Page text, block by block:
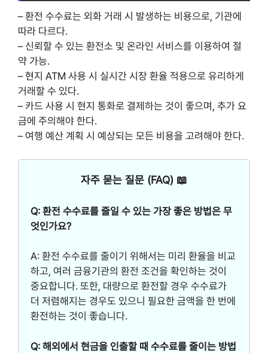
– 환전 수수료는 외화 거래 시 발생하는 비용으로, 기관에
따라 다르다.
– 신뢰할 수 있는 환전소 및 온라인 서비스를 이용하여 절
약 가능.
– 현지 ATM 사용 시 실시간 시장 환율 적용으로 유리하게
거래할 수 있다.
– 카드 사용 시 현지 통화로 결제하는 것이 좋으며, 추가 요
금에 주의해야 한다.
– 여행 예산 계획 시 예상되는 모든 비용을 고려해야 한다.
자주 묻는 질문 (FAQ) 📖
Q: 환전 수수료를 줄일 수 있는 가장 좋은 방법은 무
엇인가요?
A: 환전 수수료를 줄이기 위해서는 미리 환율을 비교
하고, 여러 금융기관의 환전 조건을 확인하는 것이
중요합니다. 또한, 대량으로 환전할 경우 수수료가
더 저렴해지는 경우도 있으니 필요한 금액을 한 번에
환전하는 것이 좋습니다.
Q: 해외에서 현금을 인출할 때 수수료를 줄이는 방법